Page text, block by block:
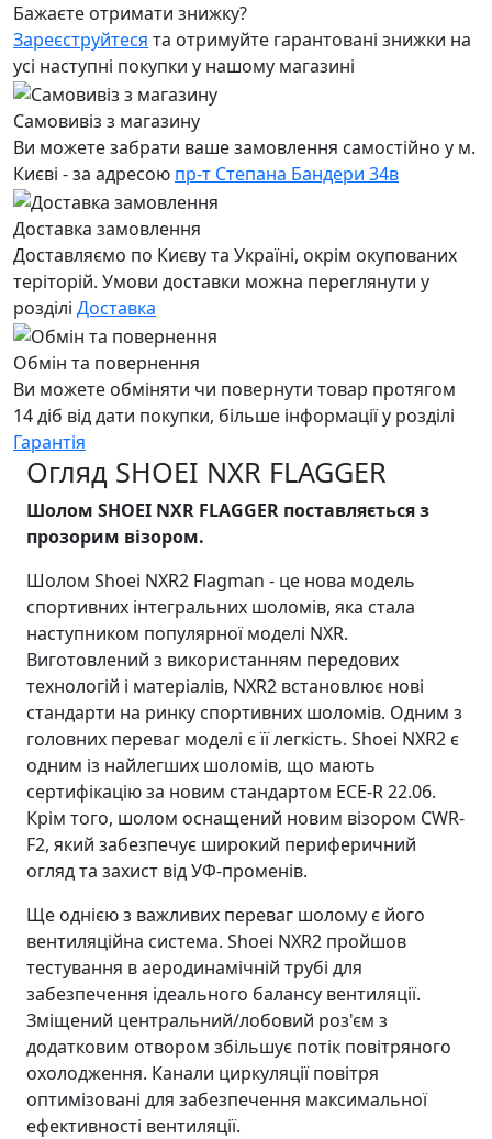
Бажаєте отримати знижку?
Зареєструйтеся та отримуйте гарантовані знижки на
усі наступні покупки у нашому магазині
Самовивіз з магазину
Ви можете забрати ваше замовлення самостійно у м.
Києві - за адресою пр-т Степана Бандери 34в
Доставка замовлення
Доставляємо по Києву та Україні, окрім окупованих
теріторій. Умови доставки можна переглянути у
розділі Доставка
Обмін та повернення
Ви можете обміняти чи повернути товар протягом
14 діб від дати покупки, більше інформації у розділі
Гарантія
Огляд SHOEI NXR FLAGGER
Шолом SHOEI NXR FLAGGER поставляється з
прозорим візором.
Шолом Shoei NXR2 Flagman - це нова модель
спортивних інтегральних шоломів, яка стала
наступником популярної моделі NXR.
Виготовлений з використанням передових
технологій і матеріалів, NXR2 встановлює нові
стандарти на ринку спортивних шоломів. Одним з
головних переваг моделі є її легкість. Shoei NXR2 є
одним із найлегших шоломів, що мають
сертифікацію за новим стандартом ЕСЕ-R 22.06.
Крім того, шолом оснащений новим візором CWR-
F2, який забезпечує широкий периферичний
огляд та захист від УФ-променів.
Ще однією з важливих переваг шолому є його
вентиляційна система. Shoei NXR2 пройшов
тестування в аеродинамічній трубі для
забезпечення ідеального балансу вентиляції.
Зміщений центральний/лобовий роз'єм з
додатковим отвором збільшує потік повітряного
охолодження. Канали циркуляції повітря
оптимізовані для забезпечення максимальної
ефективності вентиляції.